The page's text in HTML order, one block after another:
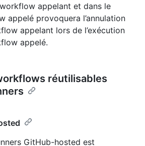
appelant et dans le
appelé provoquera l’annulation
appelant lors de l’exécution
appelé.
réutilisables
GitHub-hosted est